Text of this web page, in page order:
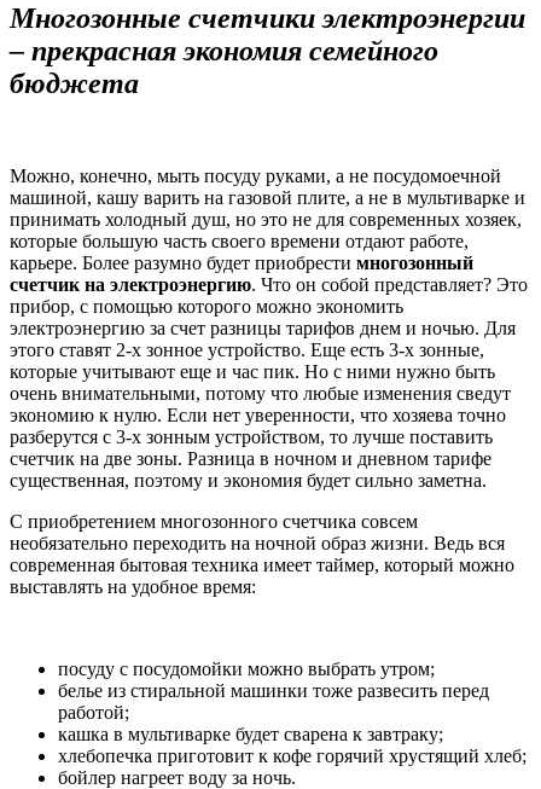
Многозонные счетчики электроэнергии
– прекрасная экономия семейного
бюджета
Можно, конечно, мыть посуду руками, а не посудомоечной
машиной, кашу варить на газовой плите, а не в мультиварке и
принимать холодный душ, но это не для современных хозяек,
которые большую часть своего времени отдают работе,
карьере. Более разумно будет приобрести многозонный
счетчик на электроэнергию. Что он собой представляет? Это
прибор, с помощью которого можно экономить
электроэнергию за счет разницы тарифов днем и ночью. Для
этого ставят 2-х зонное устройство. Еще есть 3-х зонные,
которые учитывают еще и час пик. Но с ними нужно быть
очень внимательными, потому что любые изменения сведут
экономию к нулю. Если нет уверенности, что хозяева точно
разберутся с 3-х зонным устройством, то лучше поставить
счетчик на две зоны. Разница в ночном и дневном тарифе
существенная, поэтому и экономия будет сильно заметна.
С приобретением многозонного счетчика совсем
необязательно переходить на ночной образ жизни. Ведь вся
современная бытовая техника имеет таймер, который можно
выставлять на удобное время:
посуду с посудомойки можно выбрать утром;
белье из стиральной машинки тоже развесить перед
работой;
кашка в мультиварке будет сварена к завтраку;
хлебопечка приготовит к кофе горячий хрустящий хлеб;
бойлер нагреет воду за ночь.